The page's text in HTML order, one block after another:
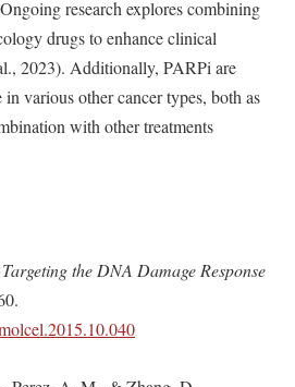
research explores combining
drugs to enhance clinical
2023). Additionally, PARPi are
various other cancer types, both as
with other treatments
Targeting the DNA Damage Response